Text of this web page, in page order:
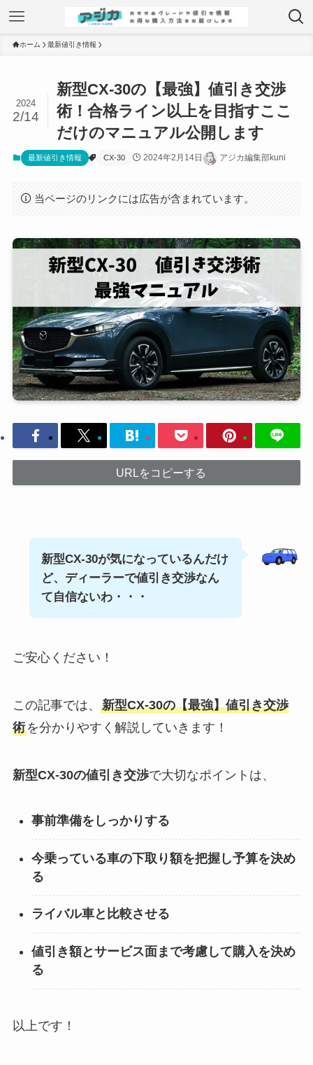
ホーム 最新値引き情報
新型CX-30の【最強】値引き交渉
術！合格ライン以上を目指すここ
だけのマニュアル公開します
2024
2/14
最新値引き情報 CX-30 2024年2月14日 アジカ編集部kuni
当ページのリンクには広告が含まれています。
URLをコピーする
新型CX-30が気になっているんだけ
ど、ディーラーで値引き交渉なん
て自信ないわ・・・
ご安心ください！
この記事では、 新型CX-30の【最強】値引き交渉
術を分かりやすく解説していきます！
新型CX-30の値引き交渉で大切なポイントは、
事前準備をしっかりする
今乗っている車の下取り額を把握し予算を決め
る
ライバル車と比較させる
値引き額とサービス面まで考慮して購入を決め
る
以上です！